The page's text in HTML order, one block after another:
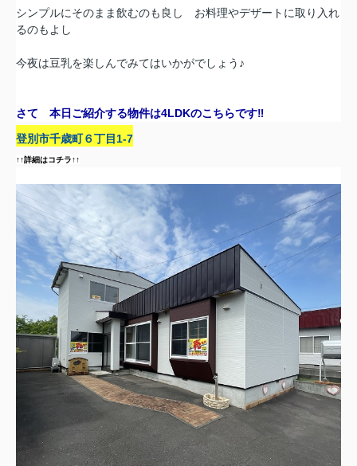
シンプルにそのまま飲むのも良し お料理やデザートに取り入れ
るのもよし
今夜は豆乳を楽しんでみてはいかがでしょう♪
さて 本日ご紹介する物件は4LDKのこちらです‼
登別市千歳町６丁目1-7
↑↑詳細はコチラ↑↑